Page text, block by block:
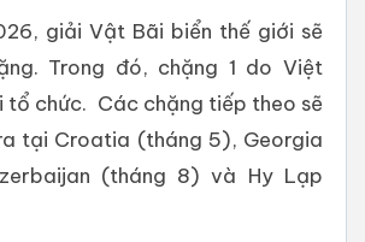
giải Vật Bãi biển thế giới sẽ
Trong đó, chặng 1 do Việt
tổ chức. Các chặng tiếp theo sẽ
tại Croatia (tháng 5), Georgia
(tháng 8) và Hy Lạp